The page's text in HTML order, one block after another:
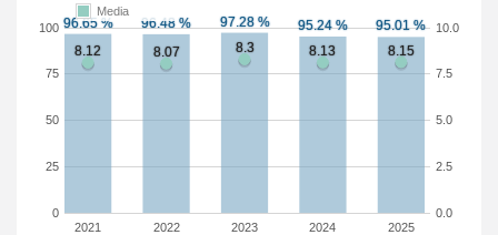
2021 2022 2023 2024 2025
0
25
50
75
100
0.0
2.5
5.0
7.5
10.0
Media